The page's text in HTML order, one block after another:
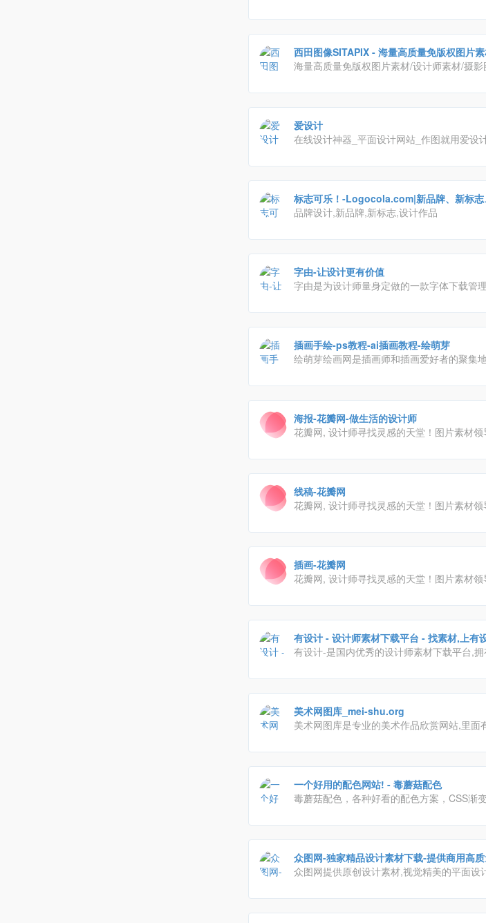
西田图像SITAPIX - 海量高质量免版权图片
海量高质量免版权图片素材/设计师素材/摄
欣赏、摄影参数参考。
爱设计
在线设计神器_平面设计网站_作图就用爱设
标志可乐！-Logocola.com|新品牌、新标志
品牌设计,新品牌,新标志,设计作品
字由-让设计更有价值
字由是为设计师量身定做的一款字体下载管
的字体文章。字由将成为你设计中的好帮手
插画手绘-ps教程-ai插画教程-绘萌芽
绘萌芽绘画网是插画师和插画爱好者的聚集
台。
海报-花瓣网-做生活的设计师
花瓣网, 设计师寻找灵感的天堂！图片素材
线稿-花瓣网
花瓣网, 设计师寻找灵感的天堂！图片素材
插画-花瓣网
花瓣网, 设计师寻找灵感的天堂！图片素材
有设计 - 设计师素材下载平台 - 找素材,上有
有设计-是国内优秀的设计师素材下载平台,
等。
美术网图库_mei-shu.org
美术网图库是专业的美术作品欣赏网站,里
一个好用的配色网站! - 毒蘑菇配色
毒蘑菇配色，各种好看的配色方案，CSS渐
众图网-独家精品设计素材下载-提供商用高
众图网提供原创设计素材,视觉精美的平面
就到众图网。